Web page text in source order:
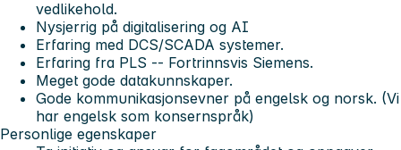
vedlikehold.
Nysjerrig på digitalisering og AI
Erfaring med DCS/SCADA systemer.
Erfaring fra PLS -- Fortrinnsvis Siemens.
Meget gode datakunnskaper.
Gode kommunikasjonsevner på engelsk og norsk. (Vi
har engelsk som konsernspråk)
Personlige egenskaper